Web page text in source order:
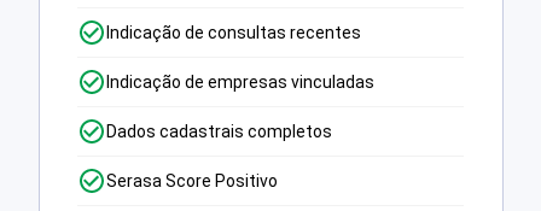
Indicação de consultas recentes
Indicação de empresas vinculadas
Dados cadastrais completos
Serasa Score Positivo